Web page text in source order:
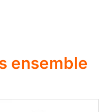
ensemble